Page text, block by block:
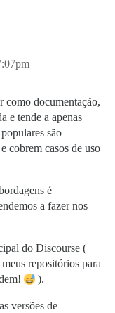
como documentação,
e tende a apenas
são
cobrem casos de uso
é
a fazer nos
do Discourse (
meus repositórios para
).
versões de